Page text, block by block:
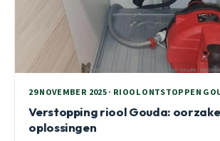
29 NOVEMBER 2025 · RIOOL ONTSTOPPEN
Verstopping riool Gouda:
oplossingen